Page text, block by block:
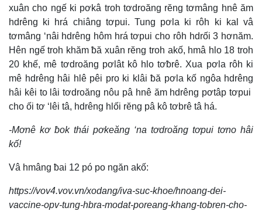
xuân cho ngế ki pơkâ troh tơdroăng rĕng tơmâng hnê ăm
hdrêng ki hrá chiâng tơpui. Tung pơla ki rôh ki kal vâ
tơmâng ‘nâi hdrêng hôm hrá tơpui cho rôh hdrối 3 hơnăm.
Hên ngế troh khăm ƀă xuân rĕng troh akố, hmâ hlo 18 troh
20 khế, mê tơdroăng pơlât kô hlo tơƀrê. Xua pơla rôh ki
mê hdrêng hâi hlê pêi pro ki klâi ƀă pơla kố ngôa hdrêng
hâi kêi to lâi tơdroăng nôu pâ hnê ăm hdrêng pơtâp tơpui
cho ối tơ ‘lêi tâ, hdrêng hlối rĕng pâ kô tơbrê tâ há.
-Mơnê kơ ƀok thái pơkeăng ‘na tơdroăng tơpui tơno hâi
kố!
Vâ hmâng ƀai 12 pó po ngăn akố:
https://vov4.vov.vn/xodang/iva-suc-khoe/hnoang-dei-
vaccine-opv-tung-hbra-modat-poreang-khang-tobren-cho-